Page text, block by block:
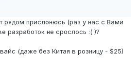
рядом прислонюсь (раз у нас с Вами
разработок не срослось :( )?
(даже без Китая в розницу - $25)